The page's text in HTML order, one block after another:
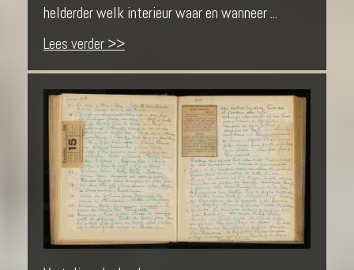
helderder welk interieur waar en wanneer ...
Lees verder >>